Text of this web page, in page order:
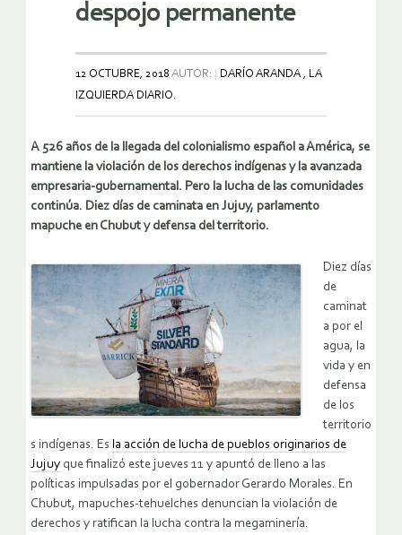
despojo permanente
12 OCTUBRE, 2018 AUTOR:
DARÍO ARANDA , LA
IZQUIERDA DIARIO.
A 526 años de la llegada del colonialismo español a América, se
mantiene la violación de los derechos indígenas y la avanzada
empresaria-gubernamental. Pero la lucha de las comunidades
continúa. Diez días de caminata en Jujuy, parlamento
mapuche en Chubut y defensa del territorio.
Diez días
de
caminat
a por el
agua, la
vida y en
defensa
de los
territorio
s indígenas. Es la acción de lucha de pueblos originarios de
Jujuy que finalizó este jueves 11 y apuntó de lleno a las
políticas impulsadas por el gobernador Gerardo Morales. En
Chubut, mapuches-tehuelches denuncian la violación de
derechos y ratifican la lucha contra la megaminería.